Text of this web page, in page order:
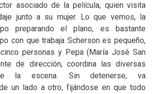
asociado de la película, quien visita
junto a su mujer. Lo que vemos, la
preparando el plano, es bastante
con que trabaja Scherson es pequeño,
personas y Pepa (María José San
de dirección, coordina las diversas
la escena. Sin detenerse, va
un lado a otro, fijándose en que todo